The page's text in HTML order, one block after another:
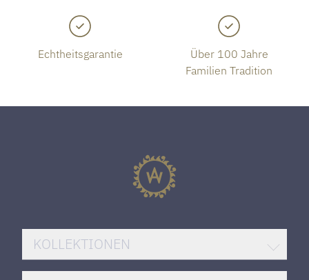
Echtheitsgarantie
Über 100 Jahre
Familien Tradition
KOLLEKTIONEN